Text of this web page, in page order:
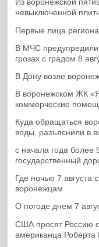
Из воронежской
невыключенной
Первые лица
В МЧС
грозах с градом 8
В Дону возле
В воронежском ЖК
коммерческие
Куда обращаться
воды, разъяснили в
с начала года более
государственный
Где ночью 7 августа
воронежцам
О погоде днем 7
США просят Россию
американца Роберта